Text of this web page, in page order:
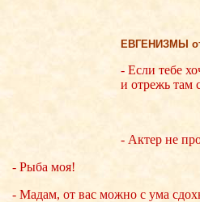
ЕВГЕНИЗМЫ от
- Если тебе
и отрежь там
- Актер не
- Рыба моя!
- Мадам, от вас можно с ума